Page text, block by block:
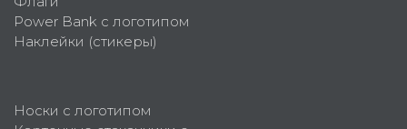
Power Bank с логотипом
Наклейки (стикеры)
Носки с логотипом